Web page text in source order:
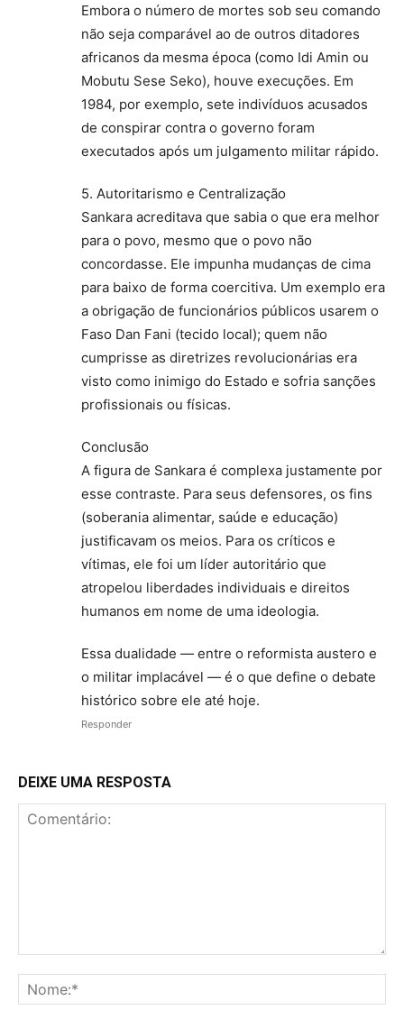
Embora o número de mortes sob seu comando
não seja comparável ao de outros ditadores
africanos da mesma época (como Idi Amin ou
Mobutu Sese Seko), houve execuções. Em
1984, por exemplo, sete indivíduos acusados
de conspirar contra o governo foram
executados após um julgamento militar rápido.
5. Autoritarismo e Centralização
Sankara acreditava que sabia o que era melhor
para o povo, mesmo que o povo não
concordasse. Ele impunha mudanças de cima
para baixo de forma coercitiva. Um exemplo era
a obrigação de funcionários públicos usarem o
Faso Dan Fani (tecido local); quem não
cumprisse as diretrizes revolucionárias era
visto como inimigo do Estado e sofria sanções
profissionais ou físicas.
Conclusão
A figura de Sankara é complexa justamente por
esse contraste. Para seus defensores, os fins
(soberania alimentar, saúde e educação)
justificavam os meios. Para os críticos e
vítimas, ele foi um líder autoritário que
atropelou liberdades individuais e direitos
humanos em nome de uma ideologia.
Essa dualidade — entre o reformista austero e
o militar implacável — é o que define o debate
histórico sobre ele até hoje.
Responder
DEIXE UMA RESPOSTA